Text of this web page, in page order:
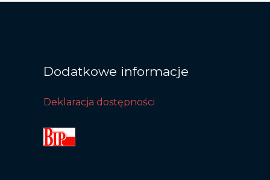
Dodatkowe informacje
Deklaracja dostępności